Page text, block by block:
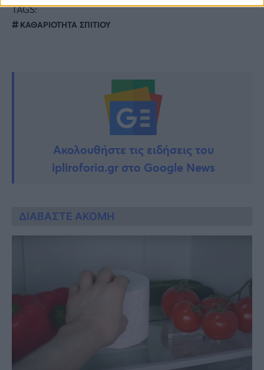
TAGS:
ΚΑΘΑΡΙΟΤΗΤΑ ΣΠΙΤΙΟΥ
Ακολουθήστε τις ειδήσεις του
ipliroforia.gr στο Google News
ΔΙΑΒΑΣΤΕ ΑΚΟΜΗ